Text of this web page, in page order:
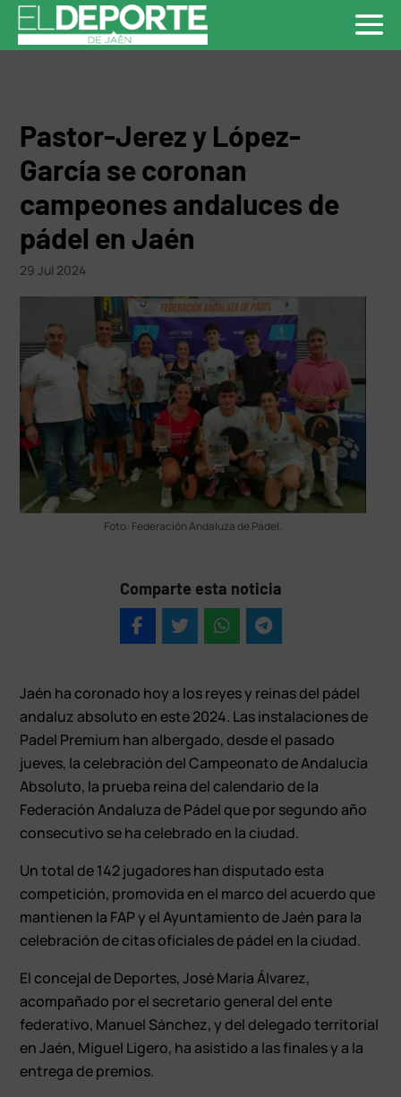
Pastor-Jerez y López-
García se coronan
campeones andaluces de
pádel en Jaén
29 Jul 2024
Foto: Federación Andaluza de Pádel.
Comparte esta noticia
Jaén ha coronado hoy a los reyes y reinas del pádel
andaluz absoluto en este 2024. Las instalaciones de
Padel Premium han albergado, desde el pasado
jueves, la celebración del Campeonato de Andalucía
Absoluto, la prueba reina del calendario de la
Federación Andaluza de Pádel que por segundo año
consecutivo se ha celebrado en la ciudad.
Un total de 142 jugadores han disputado esta
competición, promovida en el marco del acuerdo que
mantienen la FAP y el Ayuntamiento de Jaén para la
celebración de citas oficiales de pádel en la ciudad.
El concejal de Deportes, José María Álvarez,
acompañado por el secretario general del ente
federativo, Manuel Sánchez, y del delegado territorial
en Jaén, Miguel Ligero, ha asistido a las finales y a la
entrega de premios.